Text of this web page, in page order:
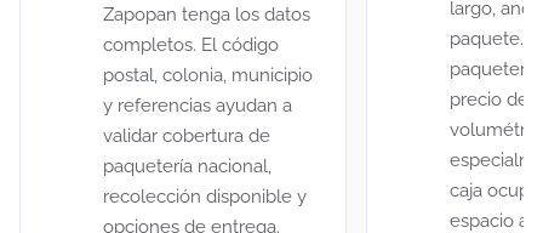
Zapopan tenga los datos
completos. El código
postal, colonia, municipio
y referencias ayudan a
validar cobertura de
paquetería nacional,
recolección disponible y
opciones de entrega.
largo,
paquete.
precio de
caja
espacio